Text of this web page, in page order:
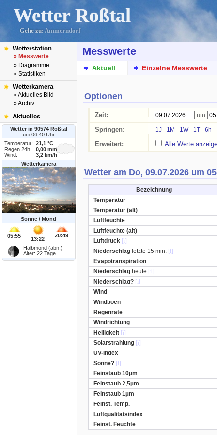
Wetter Roßtal
Gehe zu: Ammerndorf
Wetterstation
» Messwerte
» Diagramme
» Statistiken
Wetterkamera
» Aktuelles Bild
» Archiv
Aktuelles
Wetter in 90574 Roßtal
um 06:40 Uhr
Temperatur:
21,1 °C
Regen 24h:
0,00 mm
Wind:
3,2 km/h
Wetterkamera
Sonne / Mond
05:55 13:22
20:49
Halbmond (abn.)
Alter: 22 Tage
Messwerte
Aktuell Einzelne Messwerte
Optionen
Zeit:
um
Springen:
-1J -1M -1W -1T -6h
Erweitert: Alle Werte
Wetter am Do, 09.07.2026 um
Bezeichnung
Temperatur
Temperatur (alt)
Luftfeuchte
Luftfeuchte (alt)
Luftdruck [i]
Niederschlag letzte 15 min. [i]
Evapotranspiration
Niederschlag heute [i]
Niederschlag? [i]
Wind
Windböen
Regenrate
Windrichtung
Helligkeit [i]
Solarstrahlung [i]
UV-Index
Sonne? [i]
Feinstaub 10µm
Feinstaub 2,5µm
Feinstaub 1µm
Feinst. Temp.
Luftqualitätsindex
Feinst. Feuchte